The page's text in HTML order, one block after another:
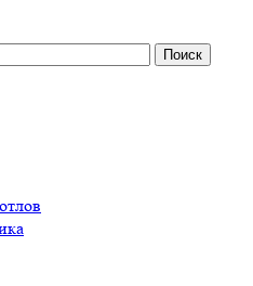
Поиск